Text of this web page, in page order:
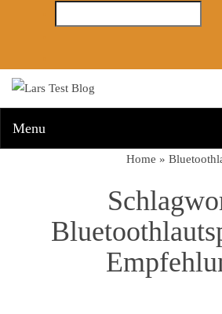
Menu
Home »